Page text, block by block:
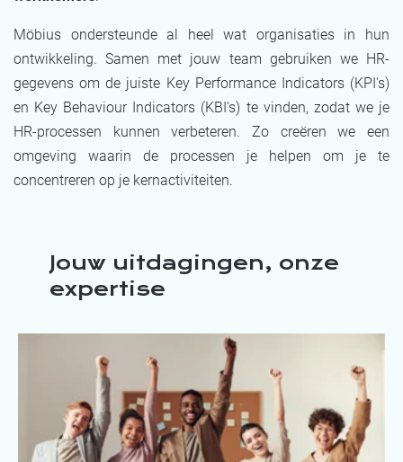
Möbius ondersteunde al heel wat organisaties in hun
ontwikkeling. Samen met jouw team gebruiken we HR-
gegevens om de juiste Key Performance Indicators (KPI's)
en Key Behaviour Indicators (KBI's) te vinden, zodat we je
HR-processen kunnen verbeteren. Zo creëren we een
omgeving waarin de processen je helpen om je te
concentreren op je kernactiviteiten.
Jouw uitdagingen, onze
expertise